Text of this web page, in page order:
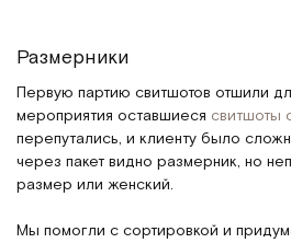
Размерники
Первую партию свитшотов отшили
мероприятия оставшиеся свитшоты
перепутались, и клиенту было
через пакет видно размерник, но
размер или женский.
Мы помогли с сортировкой и